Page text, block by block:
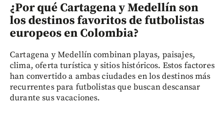
¿Por qué Cartagena y Medellín son
los destinos favoritos de futbolistas
europeos en Colombia?
Cartagena y Medellín combinan playas, paisajes,
clima, oferta turística y sitios históricos. Estos factores
han convertido a ambas ciudades en los destinos más
recurrentes para futbolistas que buscan descansar
durante sus vacaciones.